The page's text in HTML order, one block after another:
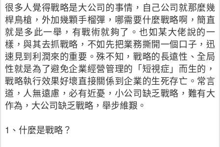
很多人覺得戰略是大公司的事情，自己公司就那麼幾
桿鳥槍，外加幾顆手榴彈，哪需要什麼戰略啊，簡直
就是多此一舉，有戰術就夠了。也如某大佬說的一
樣，與其去抓戰略，不如先把業務撕開一個口子，迅
速見到利潤來的重要。殊不知，戰略的長遠性、全局
性就是為了避免企業經營管理的「短視症」而生的，
戰略執行效果好壞直接關係到企業的生死存亡。常言
道，人無遠慮，必有近憂，小公司缺乏戰略，難有大
作為，大公司缺乏戰略，舉步維艱。
1、什麼是戰略？